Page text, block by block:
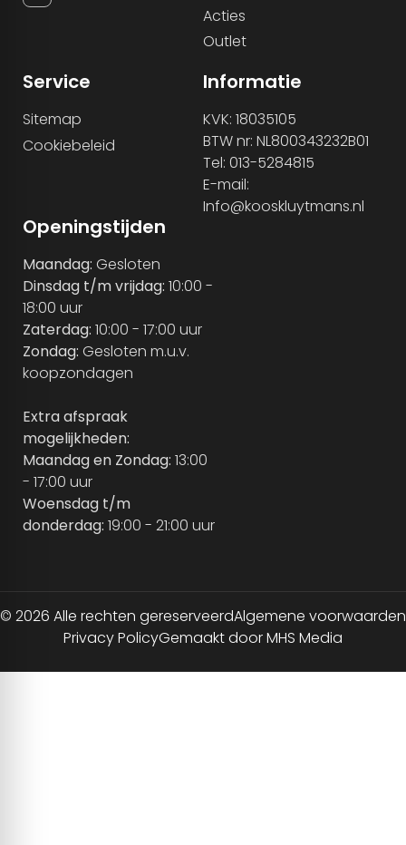
Acties
Outlet
Service
Sitemap
Cookiebeleid
Informatie
KVK: 18035105
BTW nr: NL800343232B01
Tel: 013-5284815
E-mail:
Info@kooskluytmans.nl
Openingstijden
Maandag: Gesloten
Dinsdag t/m vrijdag: 10:00 -
18:00 uur
Zaterdag: 10:00 - 17:00 uur
Zondag: Gesloten m.u.v.
koopzondagen
Extra afspraak
mogelijkheden:
Maandag en Zondag: 13:00
- 17:00 uur
Woensdag t/m
donderdag: 19:00 - 21:00 uur
© 2026 Alle rechten gereserveerdAlgemene voorwaarden
Privacy PolicyGemaakt door MHS Media